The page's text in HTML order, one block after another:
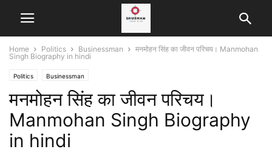
Home Politics Businessman
मनमोहन सिंह का जीवन परिचय। Manmohan
Singh Biography in hindi
Politics Businessman
मनमोहन सिंह का जीवन परिचय।
Manmohan Singh Biography
in hindi